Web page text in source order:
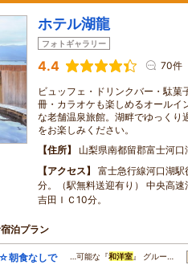
ホテル湖龍
フォトギャラリー
4.4 70件
ビュッフェ・ドリンクバー・駄
冊・カラオケも楽しめるオールイ
な老舗温泉旅館。湖畔でゆっくり
をお楽しみください。
住所
山梨県南都留郡富士河
アクセス
富士急行線河口湖
分。（駅無料送迎有り） 中央高
吉田ＩＣ10分。
泊プラン
☆朝食なしで
…可能な『和洋室』 グルー…